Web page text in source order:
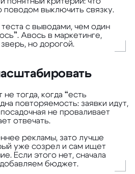
поводом выключить связку.
с выводами, чем один
Авось в маркетинге,
но дорогой.
тогда, когда “есть
повторяемость: заявки идут,
не проваливает
отвечать.
рекламы, зато лучше
уже созрел и сам ищет
Если этого нет, сначала
бюджет.